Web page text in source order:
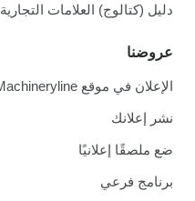
دليل (كتالوج) العلامات التجارية
عروضنا
الإعلان في موقع Machineryline.
نشر إعلانك
ضع ملصقًا إعلانيًا
برنامج فرعي